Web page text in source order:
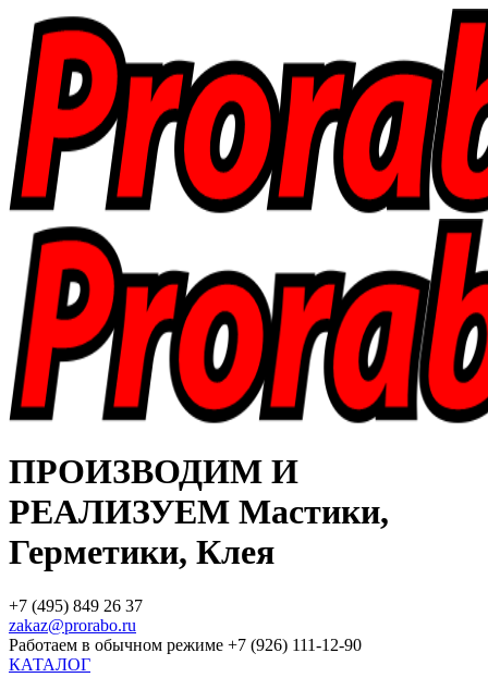
ПРОИЗВОДИМ И
РЕАЛИЗУЕМ Мастики,
Герметики, Клея
+7 (495) 849 26 37
zakaz@prorabo.ru
Работаем в обычном режиме +7 (926) 111-12-90
КАТАЛОГ